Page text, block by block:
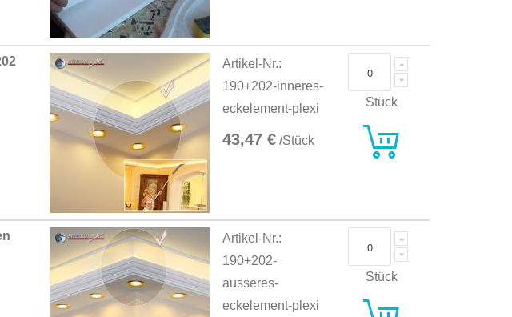
Artikel-Nr.:
190+202-inneres-
eckelement-plexi
43,47 € /Stück
Stück
Artikel-Nr.:
190+202-
ausseres-
eckelement-plexi
Stück